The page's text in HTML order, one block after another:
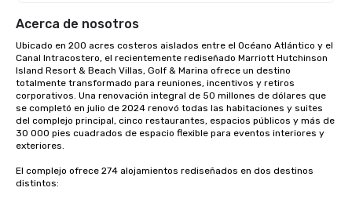
Acerca de nosotros
Ubicado en 200 acres costeros aislados entre el Océano Atlántico y el
Canal Intracostero, el recientemente rediseñado Marriott Hutchinson
Island Resort & Beach Villas, Golf & Marina ofrece un destino
totalmente transformado para reuniones, incentivos y retiros
corporativos. Una renovación integral de 50 millones de dólares que
se completó en julio de 2024 renovó todas las habitaciones y suites
del complejo principal, cinco restaurantes, espacios públicos y más de
30 000 pies cuadrados de espacio flexible para eventos interiores y
exteriores.
El complejo ofrece 274 alojamientos rediseñados en dos destinos
distintos: